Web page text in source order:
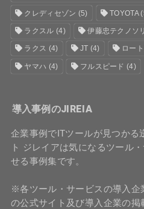
クレディセゾン (5) TOYOTA
ラクスル (4) 伊藤忠テクノソ
ラクス (4) JT (4) ロー
ヤマハ (4) フルスピード (4)
導入事例のJIREIA
企業事例でITツールが見つかる
ト ジレイアは気になるツール
せる事例集です。
※各ツール・サービスの導入企
の公式サイト及び導入企業の掲